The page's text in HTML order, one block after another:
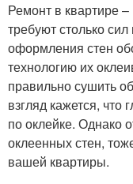
Ремонт в квартире
требуют столько
оформления стен
технологию их
правильно сушить
взгляд кажется,
по оклейке. Однако
оклеенных стен,
вашей квартиры.